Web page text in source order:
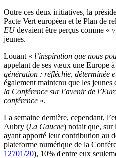
Outre ces deux initiatives, la
Pacte Vert européen et le Plan de
EUdevaient être perçus comme «
jeunes.
Louant « l’inspiration que nous
appelant de ses vœux une Europe
génération : réfléchie, déterminée
également maintenu que les jeunes
la Conférence sur l’avenir de
conférence ».
La semaine dernière, cependant,
Aubry (La Gauche) notait que, sur
ayant apporté leur contribution au
plateforme numérique de la
12701/20), 10% d'entre eux